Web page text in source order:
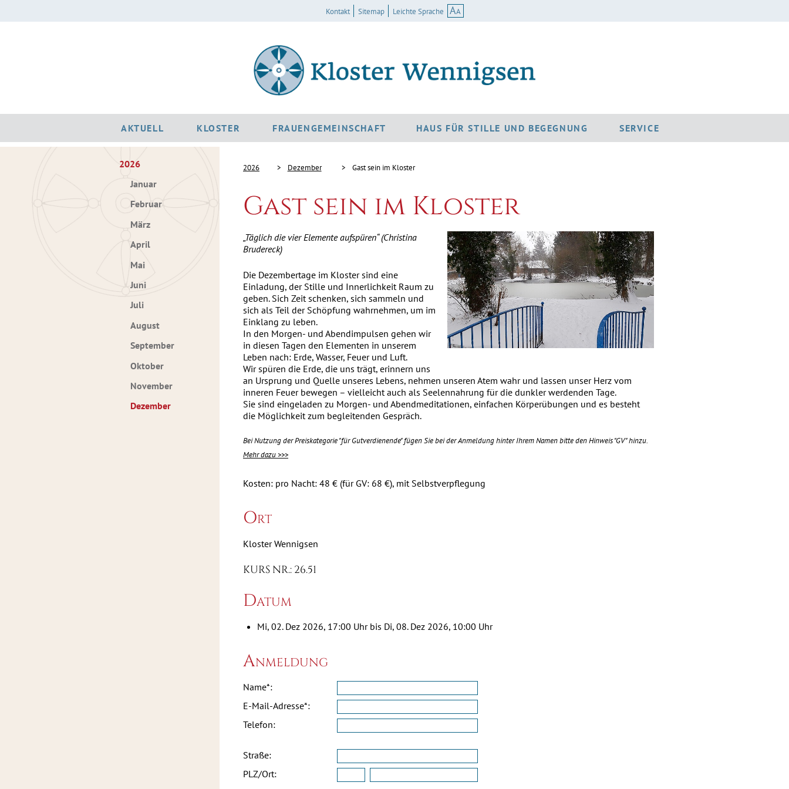
Kontakt Sitemap Leichte Sprache AA
AKTUELL KLOSTER FRAUENGEMEINSCHAFT HAUS FÜR STILLE UND BEGEGNUNG SERVICE
2026
Januar
Februar
März
April
Mai
Juni
Juli
August
September
Oktober
November
Dezember
2026 Dezember Gast sein im Kloster
Gast sein im Kloster
„Täglich die vier Elemente aufspüren“ (Christina
Brudereck)
Die Dezembertage im Kloster sind eine
Einladung, der Stille und Innerlichkeit Raum zu
geben. Sich Zeit schenken, sich sammeln und
sich als Teil der Schöpfung wahrnehmen, um im
Einklang zu leben.
In den Morgen- und Abendimpulsen gehen wir
in diesen Tagen den Elementen in unserem
Leben nach: Erde, Wasser, Feuer und Luft.
Wir spüren die Erde, die uns trägt, erinnern uns
an Ursprung und Quelle unseres Lebens, nehmen unseren Atem wahr und lassen unser Herz vom
inneren Feuer bewegen – vielleicht auch als Seelennahrung für die dunkler werdenden Tage.
Sie sind eingeladen zu Morgen- und Abendmeditationen, einfachen Körperübungen und es besteht
die Möglichkeit zum begleitenden Gespräch.
Bei Nutzung der Preiskategorie "für Gutverdienende" fügen Sie bei der Anmeldung hinter Ihrem Namen bitte den Hinweis "GV" hinzu.
Mehr dazu >>>
Kosten: pro Nacht: 48 € (für GV: 68 €), mit Selbstverpflegung
Ort
Kloster Wennigsen
KURS NR.: 26.51
Datum
Mi, 02. Dez 2026, 17:00 Uhr bis Di, 08. Dez 2026, 10:00 Uhr
Anmeldung
Name*:
E-Mail-Adresse*:
Telefon:
Straße:
PLZ/Ort: